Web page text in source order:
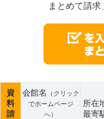
まとめて請求
資
料
請
会館名
（クリック
でホームページ
へ）
所在
最寄